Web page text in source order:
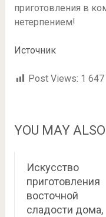
приготовления в
нетерпением!
Источник
Post Views: 1 647
YOU MAY
Искусство
приготовления
восточной
сладости дома,